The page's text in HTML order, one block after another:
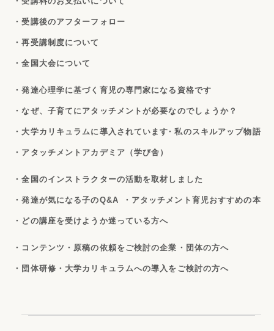
・受講後のアフターフォロー
・再受講制度について
・全国大会について
・発達心理学に基づく育児の専門家になる資格です
・なぜ、子育てにアタッチメントが必要なのでしょうか？
・大学カリキュラムに導入されています・私のスキルアップ物語
・アタッチメントアカデミア（学び舎）
・全国のインストラクターの活動を取材しました
・発達が気になる子のQ&A ・アタッチメント育児おすすめの本
・どの講座を受けようか迷っている方へ
・コンテンツ・原稿の依頼をご検討の企業・団体の方へ
・団体研修・大学カリキュラムへの導入をご検討の方へ